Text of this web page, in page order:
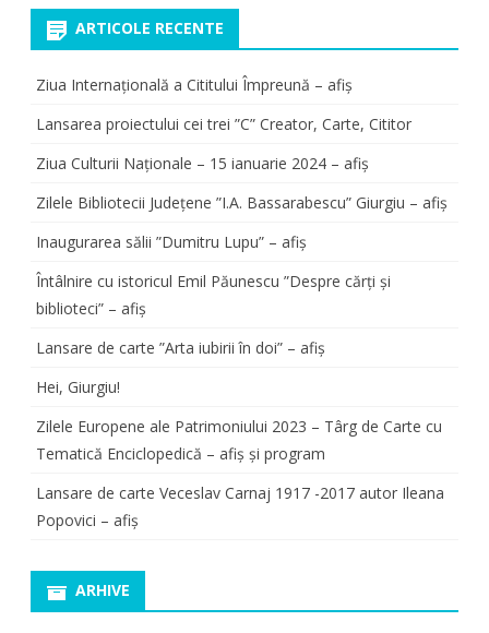
ARTICOLE RECENTE
Ziua Internațională a Cititului Împreună – afiș
Lansarea proiectului cei trei ”C” Creator, Carte, Cititor
Ziua Culturii Naționale – 15 ianuarie 2024 – afiș
Zilele Bibliotecii Județene ”I.A. Bassarabescu” Giurgiu – afiș
Inaugurarea sălii ”Dumitru Lupu” – afiș
Întâlnire cu istoricul Emil Păunescu ”Despre cărți și
biblioteci” – afiș
Lansare de carte ”Arta iubirii în doi” – afiș
Hei, Giurgiu!
Zilele Europene ale Patrimoniului 2023 – Târg de Carte cu
Tematică Enciclopedică – afiș și program
Lansare de carte Veceslav Carnaj 1917 -2017 autor Ileana
Popovici – afiș
ARHIVE